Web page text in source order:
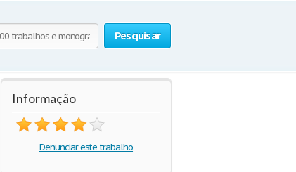
Pesquisar
Informação
Denunciar este trabalho